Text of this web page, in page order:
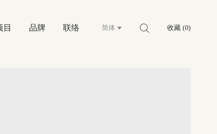
目 品牌 联络 简体 收藏 (0)